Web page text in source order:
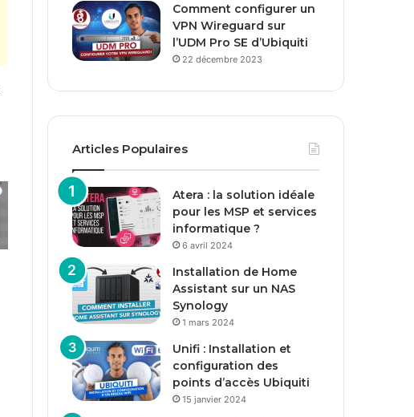
Comment configurer un
VPN Wireguard sur
l’UDM Pro SE d’Ubiquiti
22 décembre 2023
Articles Populaires
Atera : la solution idéale
pour les MSP et services
informatique ?
6 avril 2024
Installation de Home
Assistant sur un NAS
Synology
1 mars 2024
Unifi : Installation et
configuration des
points d’accès Ubiquiti
15 janvier 2024